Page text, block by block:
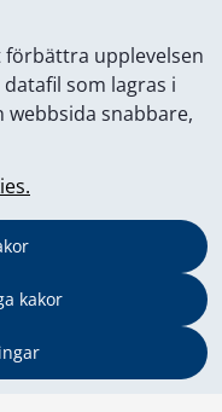
förbättra upplevelsen
som lagras i
webbsida snabbare,
kakor